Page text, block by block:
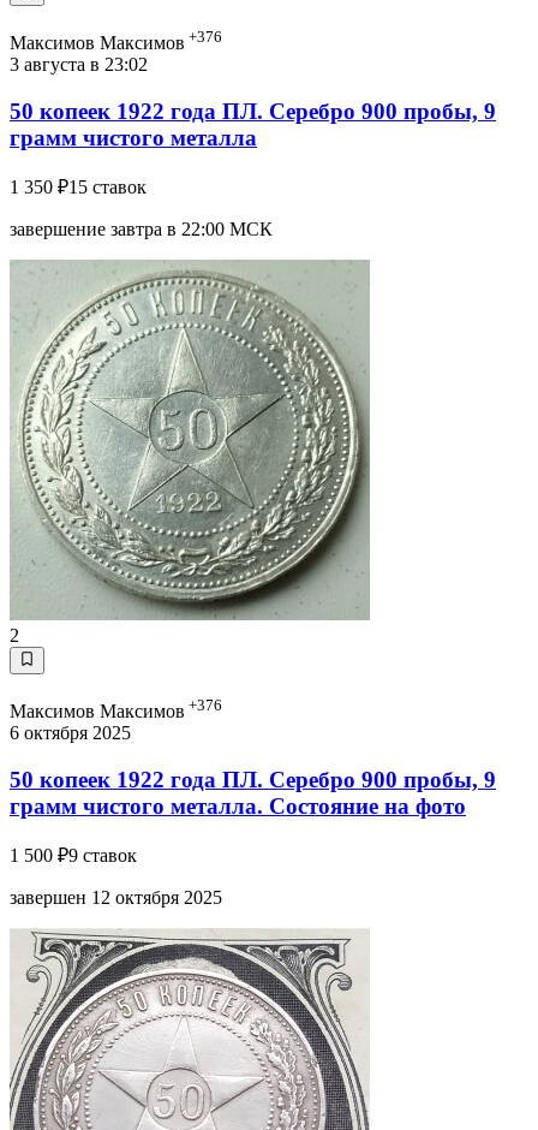
Максимов Максимов +376
3 августа в 23:02
50 копеек 1922 года ПЛ. Серебро 900 пробы, 9
грамм чистого металла
1 350 ₽15 ставок
завершение завтра в 22:00 МСК
2
Максимов Максимов +376
6 октября 2025
50 копеек 1922 года ПЛ. Серебро 900 пробы, 9
грамм чистого металла. Состояние на фото
1 500 ₽9 ставок
завершен 12 октября 2025